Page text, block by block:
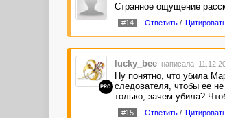
Странное ощущение
#14 Ответить/
PRO
lucky_bee написала
Ну понятно, что убила
следователя, чтобы ее
только, зачем убила?
#15 Ответить/